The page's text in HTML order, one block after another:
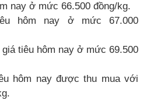
nay ở mức 66.500 đồng/kg.
hôm nay ở mức 67.000
giá tiêu hôm nay ở mức 69.500
hôm nay được thu mua với